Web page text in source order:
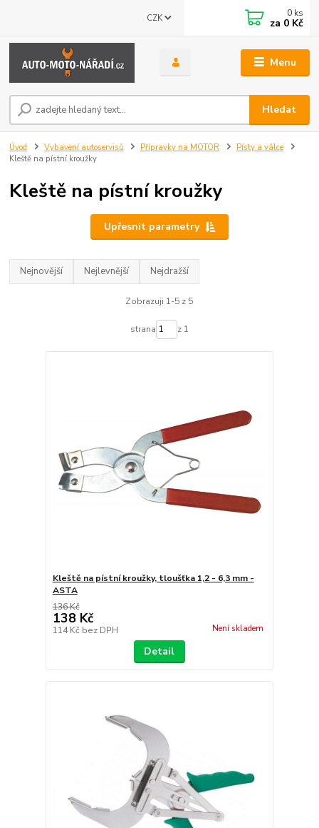
Menu
CZK
Hledat
0 ks
za 0 Kč
Úvod Vybavení autoservisů Přípravky na MOTOR
Písty a válce
Kleště na pístní kroužky
Kleště na pístní kroužky
Upřesnit parametry
Nejnovější Nejlevnější Nejdražší
Zobrazuji 1-5 z 5
strana z 1
Kleště na pístní kroužky, tloušťka 1,2 - 6,3 mm -
ASTA
136 Kč
138 Kč
114 Kč bez DPH Není skladem
Detail